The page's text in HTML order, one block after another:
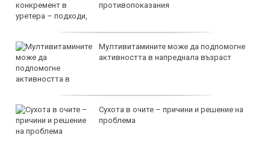
противопоказания
Мултивитамините може да подпомогне
активността в напреднала възраст
Сухота в очите – причини и решение на
проблема